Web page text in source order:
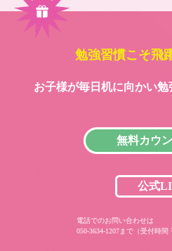
勉強習慣こそ飛
お子様が毎日机に向かい勉
無料カウ
公式
電話でのお問い合わせは
050-3634-1207まで（受付時間